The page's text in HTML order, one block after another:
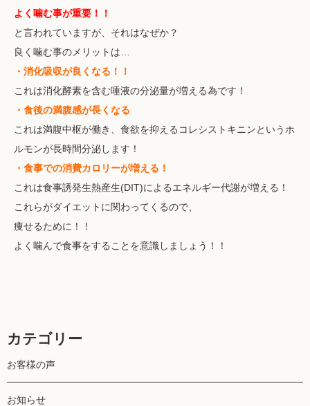
よく噛む事が重要！！
と言われていますが、それはなぜか？
良く噛む事のメリットは…
・消化吸収が良くなる！！
これは消化酵素を含む唾液の分泌量が増える為です！
・食後の満腹感が長くなる
これは満腹中枢が働き、食欲を抑えるコレシストキニンというホ
ルモンが長時間分泌します！
・食事での消費カロリーが増える！
これは食事誘発生熱産生(DIT)によるエネルギー代謝が増える！
これらがダイエットに関わってくるので、
痩せるために！！
よく噛んで食事をすることを意識しましょう！！
カテゴリー
お客様の声
お知らせ